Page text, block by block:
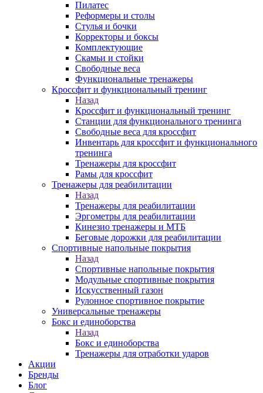
Пилатес
Реформеры и столы
Стулья и бочки
Корректоры и боксы
Комплектующие
Скамьи и стойки
Свободные веса
Функциональные тренажеры
Кроссфит и функциональный тренинг
Назад
Кроссфит и функциональный тренинг
Станции для функционального тренинга
Свободные веса для кроссфит
Инвентарь для кроссфит и функционального
тренинга
Тренажеры для кроссфит
Рамы для кроссфит
Тренажеры для реабилитации
Назад
Тренажеры для реабилитации
Эргометры для реабилитации
Кинезио тренажеры и МТБ
Беговые дорожки для реабилитации
Спортивные напольные покрытия
Назад
Спортивные напольные покрытия
Модульные спортивные покрытия
Искусственный газон
Рулонное спортивное покрытие
Универсальные тренажеры
Бокс и единоборства
Назад
Бокс и единоборства
Тренажеры для отработки ударов
Акции
Бренды
Блог